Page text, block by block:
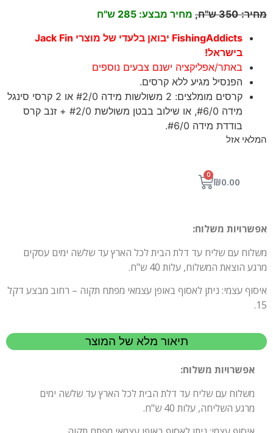
מחיר:
350 ש"ח, מחיר מבצע: 285 ש"ח
FishingAddicts יבואן בלעדי של מוצרי Jack Fin
בישראל!
באתר/אפליקציה ישנם צבעים נוספים
הפנסיל מגיע ללא קרסים.
קרסים מומלצים: 2 משולשות מידה #2/0 או 2 קרסי סינגל
מידה #6/0, או שילוב בבטן משולשת #2/0 + זנב קרס
בודדת מידה #6/0.
המלאי אזל
₪0.00
0
אפשרויות משלוח:
משלוח עם שליח עד דלת הבית לכל הארץ עד שלשה ימים עסקים
מרגע הוצאת המשלוח, עלות 40 ש"ח.
איסוף עצמי: ניתן לאסוף באופן עצמאי מפתח תקוה – רחוב מבצע דקל
15.
תיאור מלא של המוצר
אפשרויות משלוח:
משלוח עם שליח עד דלת הבית לכל הארץ עד שלשה ימים
מרגע השליחה, עלות 40 ש"ח.